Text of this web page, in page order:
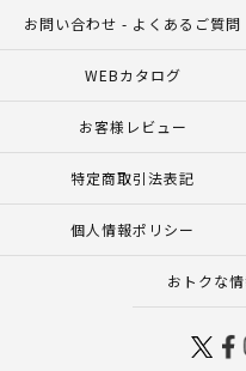
お問い合わせ - よくあるご質問
WEBカタログ
お客様レビュー
特定商取引法表記
個人情報ポリシー
おトクな